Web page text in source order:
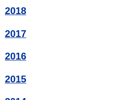
2018
2017
2016
2015